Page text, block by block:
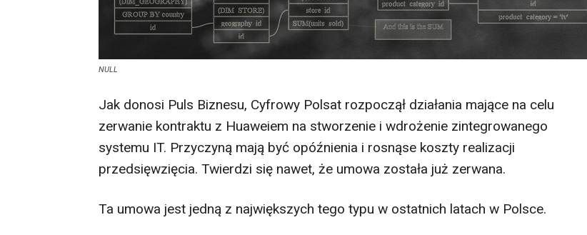
NULL
Jak donosi Puls Biznesu, Cyfrowy Polsat rozpoczął działania mające na celu
zerwanie kontraktu z Huaweiem na stworzenie i wdrożenie zintegrowanego
systemu IT. Przyczyną mają być opóźnienia i rosnąse koszty realizacji
przedsięwzięcia. Twierdzi się nawet, że umowa została już zerwana.
Ta umowa jest jedną z największych tego typu w ostatnich latach w Polsce.